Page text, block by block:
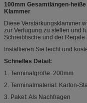
100mm Gesamtlängen-
Klammer
Diese Verstärkungsklammer
zur Verfügung zu stellen und
Schreibtische und der Regale
Installieren Sie leicht und
Schnelles Detail:
1. Terminalgröße: 200mm
2. Terminalmaterial: Karton-
3. Paket: Als Nachfragen